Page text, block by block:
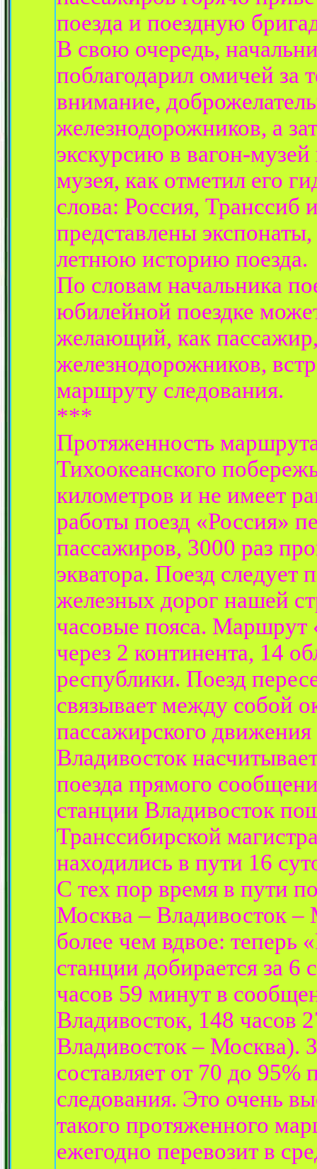
поезда и поездную
В свою очередь,
поблагодарил омичей за
внимание,
железнодорожников, а
экскурсию в вагон-
музея, как отметил его
слова: Россия, Транссиб
представлены
летнюю историю поезда.
По словам начальника
юбилейной поездке
желающий, как
железнодорожников,
маршруту следования.
***
Протяженность
Тихоокеанского
километров и не имеет
работы поезд «Россия»
пассажиров, 3000 раз
экватора. Поезд следует
железных дорог нашей
часовые пояса. Маршрут
через 2 континента, 14
республики. Поезд
связывает между собой
пассажирского
Владивосток
поезда прямого
станции Владивосток
Транссибирской
находились в пути 16
С тех пор время в пути
Москва – Владивосток –
более чем вдвое: теперь
станции добирается за 6
часов 59 минут в
Владивосток, 148 часов
Владивосток – Москва).
составляет от 70 до 95%
следования. Это очень
такого протяженного
ежегодно перевозит в